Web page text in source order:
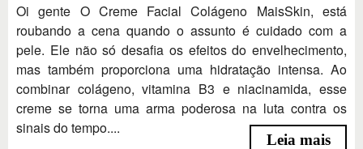
Oi gente O Creme Facial Colágeno MaisSkin, está
roubando a cena quando o assunto é cuidado com a
pele. Ele não só desafia os efeitos do envelhecimento,
mas também proporciona uma hidratação intensa. Ao
combinar colágeno, vitamina B3 e niacinamida, esse
creme se torna uma arma poderosa na luta contra os
sinais do tempo....
Leia mais